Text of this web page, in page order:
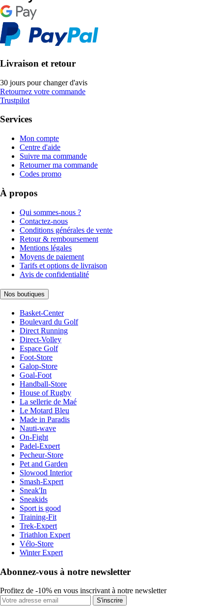
Livraison et retour
30 jours pour changer d'avis
Retournez votre commande
Trustpilot
Services
Mon compte
Centre d'aide
Suivre ma commande
Retourner ma commande
Codes promo
À propos
Qui sommes-nous ?
Contactez-nous
Conditions générales de vente
Retour & remboursement
Mentions légales
Moyens de paiement
Tarifs et options de livraison
Avis de confidentialité
Nos boutiques
Basket-Center
Boulevard du Golf
Direct Running
Direct-Volley
Espace Golf
Foot-Store
Galop-Store
Goal-Foot
Handball-Store
House of Rugby
La sellerie de Maé
Le Motard Bleu
Made in Paradis
Nauti-wave
On-Fight
Padel-Expert
Pecheur-Store
Pet and Garden
Slowood Interior
Smash-Expert
Sneak'In
Sneakids
Sport is good
Training-Fit
Trek-Expert
Triathlon Expert
Vélo-Store
Winter Expert
Abonnez-vous à notre newsletter
Profitez de -10% en vous inscrivant à notre newsletter
S'inscrire